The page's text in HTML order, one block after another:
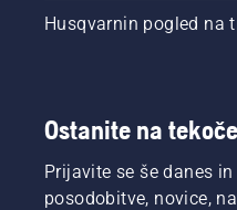
Husqvarnin pogled na
Ostanite na
Prijavite se še danes
posodobitve, novice,